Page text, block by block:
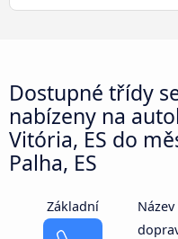
Dostupné třídy
nabízeny na
Vitória, ES do
Palha, ES
Základní